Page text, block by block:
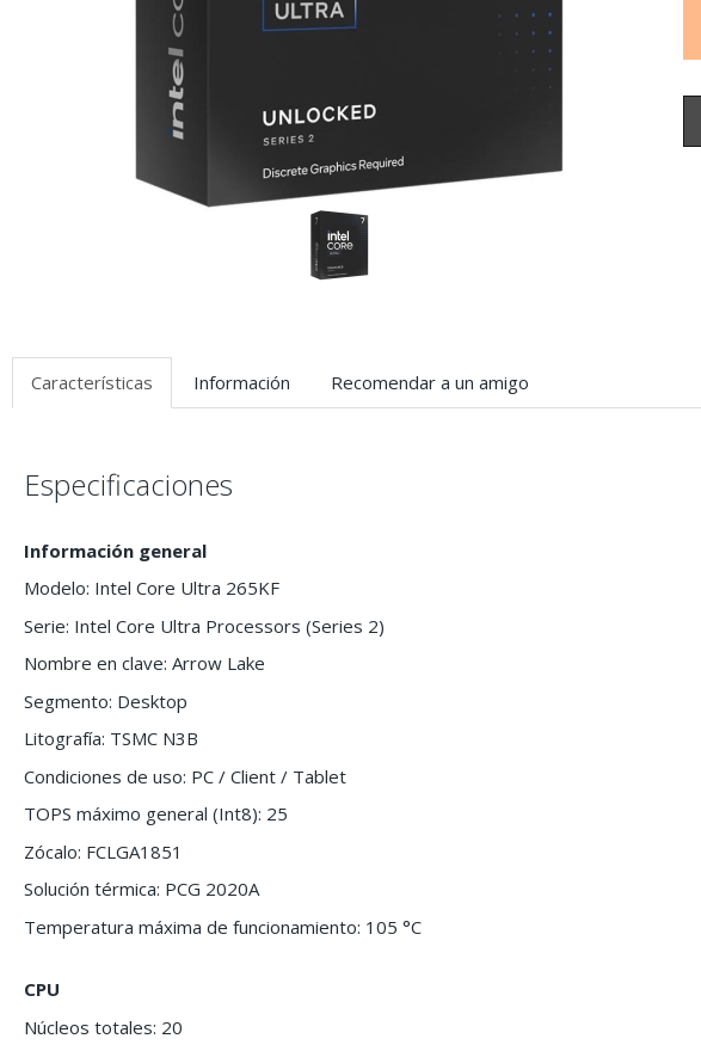
Características Información Recomendar a un amigo
Especificaciones
Información general
Modelo: Intel Core Ultra 265KF
Serie: Intel Core Ultra Processors (Series 2)
Nombre en clave: Arrow Lake
Segmento: Desktop
Litografía: TSMC N3B
Condiciones de uso: PC / Client / Tablet
TOPS máximo general (Int8): 25
Zócalo: FCLGA1851
Solución térmica: PCG 2020A
Temperatura máxima de funcionamiento: 105 °C
CPU
Núcleos totales: 20